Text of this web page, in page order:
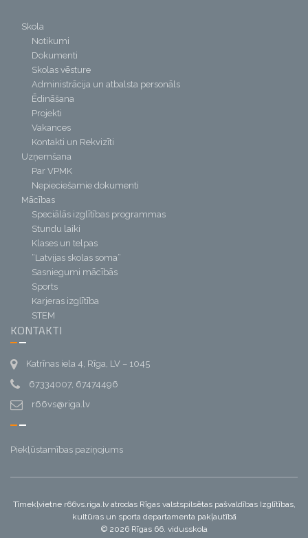
Skola
Notikumi
Dokumenti
Skolas vēsture
Administrācija un atbalsta personāls
Ēdināšana
Projekti
Vakances
Kontakti un Rekvizīti
Uzņemšana
Par VPMK
Nepieciešamie dokumenti
Mācības
Speciālās izglītības programmas
Stundu laiki
Klases un telpas
“Latvijas skolas soma”
Sasniegumi mācībās
Sports
Karjeras izglītība
STEM
KONTAKTI
Katrīnas iela 4, Rīga, LV – 1045
67334007, 67474496
r66vs@riga.lv
Piekļūstamības paziņojums
Tīmekļvietne r66vs.riga.lv atrodas Rīgas valstspilsētas pašvaldības Izglītības,
kultūras un sporta departamenta pakļautībā
© 2026 Rīgas 66. vidusskola